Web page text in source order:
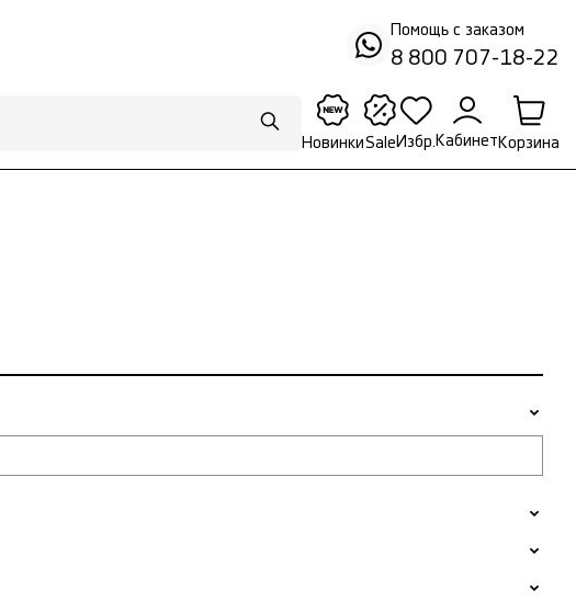
Помощь с заказом
8 800 707-18-22
НовинкиSale Избр. Кабинет Корзина